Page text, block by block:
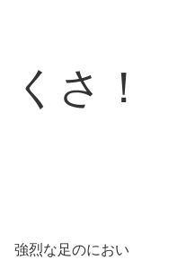
くさ！
強烈な足のにおい